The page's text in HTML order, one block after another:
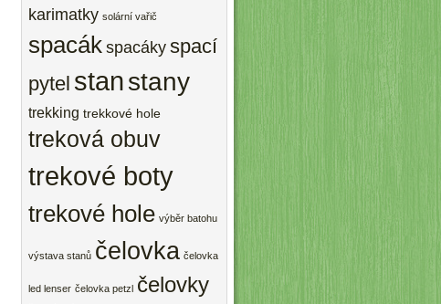
karimatky solární vařič
spacák spacáky spací
pytel stanstany
trekking trekkové hole
treková obuv
trekové boty
trekové hole výběr batohu
výstava stanů čelovka čelovka
led lenser čelovka petzl čelovky